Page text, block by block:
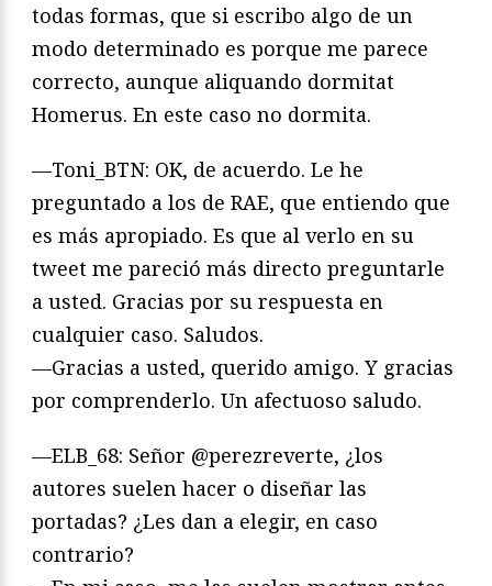
todas formas, que si escribo algo de un
modo determinado es porque me parece
correcto, aunque aliquando dormitat
Homerus. En este caso no dormita.
—Toni_BTN: OK, de acuerdo. Le he
preguntado a los de RAE, que entiendo que
es más apropiado. Es que al verlo en su
tweet me pareció más directo preguntarle
a usted. Gracias por su respuesta en
cualquier caso. Saludos.
—Gracias a usted, querido amigo. Y gracias
por comprenderlo. Un afectuoso saludo.
—ELB_68: Señor @perezreverte, ¿los
autores suelen hacer o diseñar las
portadas? ¿Les dan a elegir, en caso
contrario?